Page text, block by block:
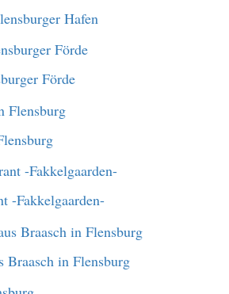
Hafen
Förde
-Fakkelgaarden-
Braasch in Flensburg